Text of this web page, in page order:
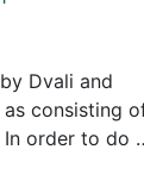
Dvali and
consisting
order to do
chemical